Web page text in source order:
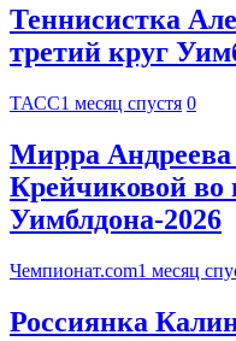
Теннисистка
третий круг
ТАСС1 месяц спустя 0
Мирра Андреева
Крейчиковой во
Уимблдона-2026
Чемпионат.com1 месяц
Россиянка